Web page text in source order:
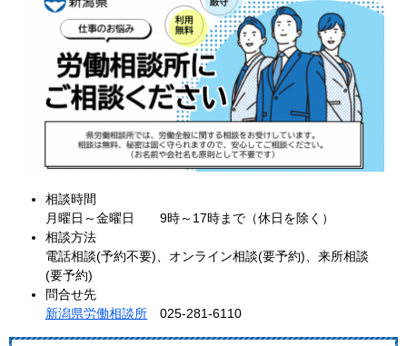
相談時間
月曜日～金曜日 9時～17時まで（休日を除く）
相談方法
電話相談(予約不要)、オンライン相談(要予約)、来所相談
(要予約)
問合せ先
新潟県労働相談所 025-281-6110